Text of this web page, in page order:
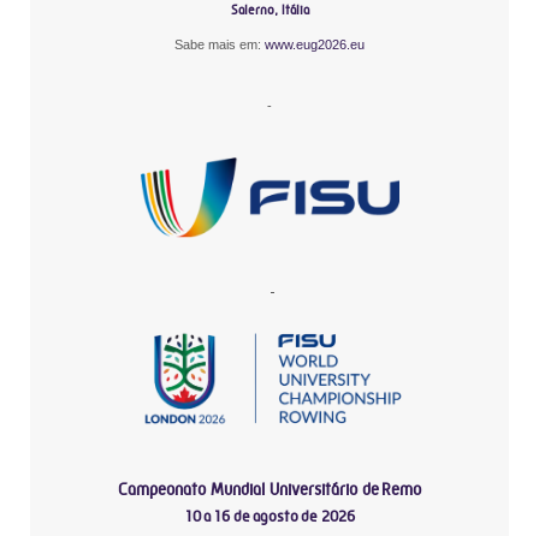
Salerno, Itália
Sabe mais em: www.eug2026.eu
-
-
Campeonato Mundial Universitário de Remo
10 a 16 de agosto de 2026